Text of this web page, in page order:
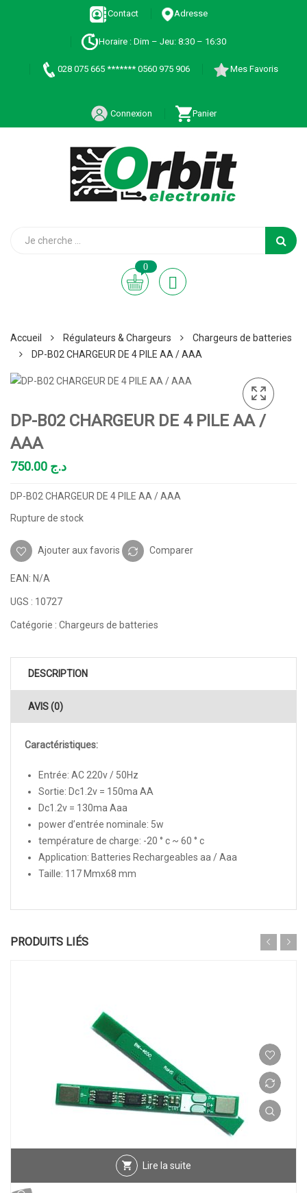
Contact Adresse
Horaire : Dim – Jeu: 8:30 – 16:30
028 075 665 ******* 0560 975 906 Mes Favoris
Connexion Panier
0
Accueil Régulateurs & Chargeurs
Chargeurs de batteries
DP-B02 CHARGEUR DE 4 PILE AA / AAA
DP-B02 CHARGEUR DE 4 PILE AA /
AAA
د.ج
DP-B02 CHARGEUR DE 4 PILE AA / AAA
Rupture de stock
Ajouter aux favoris Comparer
EAN: N/A
UGS : 10727
Catégorie : Chargeurs de batteries
DESCRIPTION
AVIS (0)
Caractéristiques:
Entrée: AC 220v / 50Hz
Sortie: Dc1.2v = 150ma AA
Dc1.2v = 130ma Aaa
power d’entrée nominale: 5w
température de charge: -20 ° c ~ 60 ° c
Application: Batteries Rechargeables aa / Aaa
Taille: 117 Mmx68 mm
PRODUITS LIÉS
Lire la suite